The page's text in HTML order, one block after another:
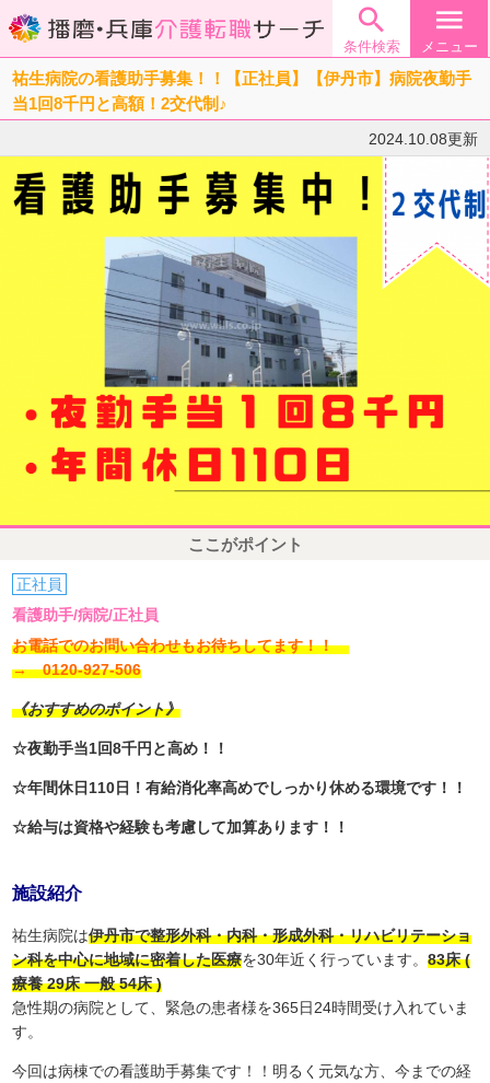

条件検索
menu
メニュー
祐生病院の看護助手募集！！【正社員】【伊丹市】病院夜勤手
当1回8千円と高額！2交代制♪
2024.10.08更新
ここがポイント
正社員
看護助手/病院/正社員
お電話でのお問い合わせもお待ちしてます！！
→ 0120-927-506
《おすすめのポイント》
☆夜勤手当1回8千円と高め！！
☆年間休日110日！有給消化率高めでしっかり休める環境です！！
☆給与は資格や経験も考慮して加算あります！！
施設紹介
祐生病院は伊丹市で整形外科・内科・形成外科・リハビリテーショ
ン科を中心に地域に密着した医療を30年近く行っています。83床 (
療養 29床 一般 54床 )
急性期の病院として、緊急の患者様を365日24時間受け入れていま
す。
今回は病棟での看護助手募集です！！明るく元気な方、今までの経